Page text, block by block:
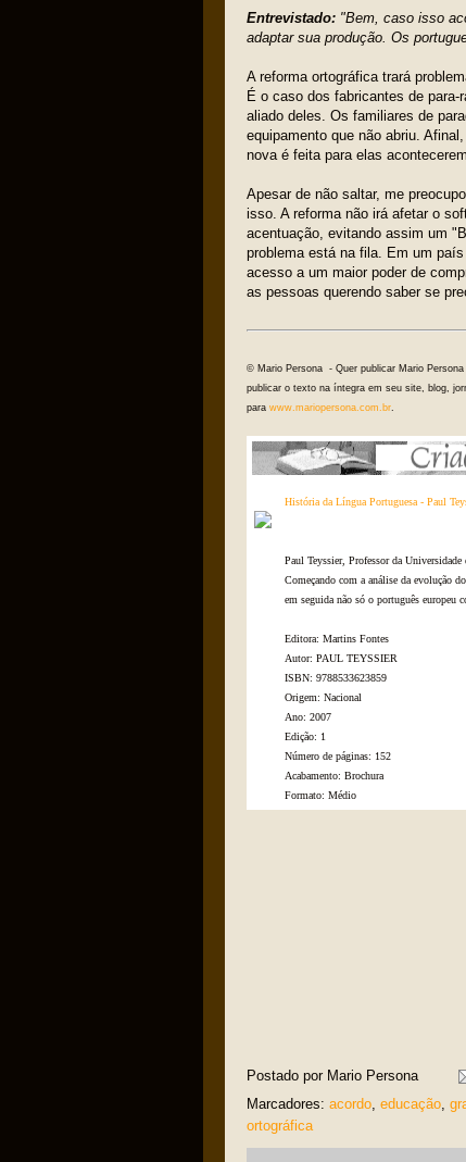
Entrevistado: "Bem, caso isso
adaptar sua produção. Os
A reforma ortográfica trará
É o caso dos fabricantes de
aliado deles. Os familiares de
equipamento que não abriu.
nova é feita para elas
Apesar de não saltar, me
isso. A reforma não irá afetar o
acentuação, evitando assim um
problema está na fila. Em um
acesso a um maior poder de
as pessoas querendo saber se
© Mario Persona - Quer publicar Mario
publicar o texto na íntegra em seu site, blog,
para www.mariopersona.com.br.
História da Língua Portuguesa - Paul
Paul Teyssier, Professor da
Começando com a análise da evolução
em seguida não só o português europeu
Editora: Martins Fontes
Autor: PAUL TEYSSIER
ISBN: 9788533623859
Origem: Nacional
Ano: 2007
Edição: 1
Número de páginas: 152
Acabamento: Brochura
Formato: Médio
Postado por Mario Persona
Marcadores: acordo, educação,
ortográfica